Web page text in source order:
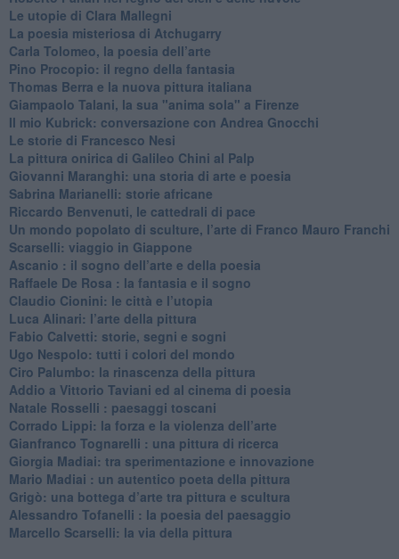
Le utopie di Clara Mallegni
​La poesia misteriosa di Atchugarry
Carla Tolomeo, la poesia dell’arte
Pino Procopio: il regno della fantasia
Thomas Berra e la nuova pittura italiana
Giampaolo Talani, la sua "anima sola" a Firenze
Il mio Kubrick: conversazione con Andrea Gnocchi
Le storie di Francesco Nesi
​La pittura onirica di Galileo Chini al Palp
​Giovanni Maranghi: una storia di arte e poesia
Sabrina Marianelli: storie africane
​Riccardo Benvenuti, le cattedrali di pace
​Un mondo popolato di sculture, l’arte di Franco Mauro Franchi
​Scarselli: viaggio in Giappone
​Ascanio : il sogno dell’arte e della poesia
Raffaele De Rosa : la fantasia e il sogno
​Claudio Cionini: le città e l’utopia
Luca Alinari: l’arte della pittura
​Fabio Calvetti: storie, segni e sogni
Ugo Nespolo: tutti i colori del mondo
​Ciro Palumbo: la rinascenza della pittura
​Addio a Vittorio Taviani ed al cinema di poesia
​Natale Rosselli : paesaggi toscani
​Corrado Lippi: la forza e la violenza dell’arte
Gianfranco Tognarelli : una pittura di ricerca
Giorgia Madiai: tra sperimentazione e innovazione
Mario Madiai : un autentico poeta della pittura
Grigò: una bottega d’arte tra pittura e scultura
Alessandro Tofanelli : la poesia del paesaggio
​Marcello Scarselli: la via della pittura